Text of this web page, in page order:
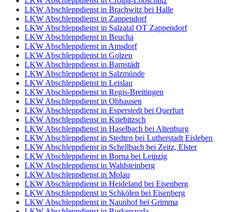
LKW Abschleppdienst in Brachwitz bei Halle
LKW Abschleppdienst in Zappendorf
LKW Abschleppdienst in Salzatal OT Zappendorf
LKW Abschleppdienst in Beucha
LKW Abschleppdienst in Amsdorf
LKW Abschleppdienst in Golzen
LKW Abschleppdienst in Barnstädt
LKW Abschleppdienst in Salzmünde
LKW Abschleppdienst in Leislau
LKW Abschleppdienst in Regis-Breitingen
LKW Abschleppdienst in Obhausen
LKW Abschleppdienst in Esperstedt bei Querfurt
LKW Abschleppdienst in Kriebitzsch
LKW Abschleppdienst in Haselbach bei Altenburg
LKW Abschleppdienst in Stedten bei Lutherstadt Eisleben
LKW Abschleppdienst in Schellbach bei Zeitz, Elster
LKW Abschleppdienst in Borna bei Leipzig
LKW Abschleppdienst in Waldsteinberg
LKW Abschleppdienst in Molau
LKW Abschleppdienst in Heideland bei Eisenberg
LKW Abschleppdienst in Schkölen bei Eisenberg
LKW Abschleppdienst in Naunhof bei Grimma